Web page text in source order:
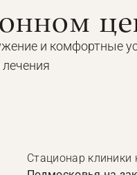
и комфортные
Стационар клиники